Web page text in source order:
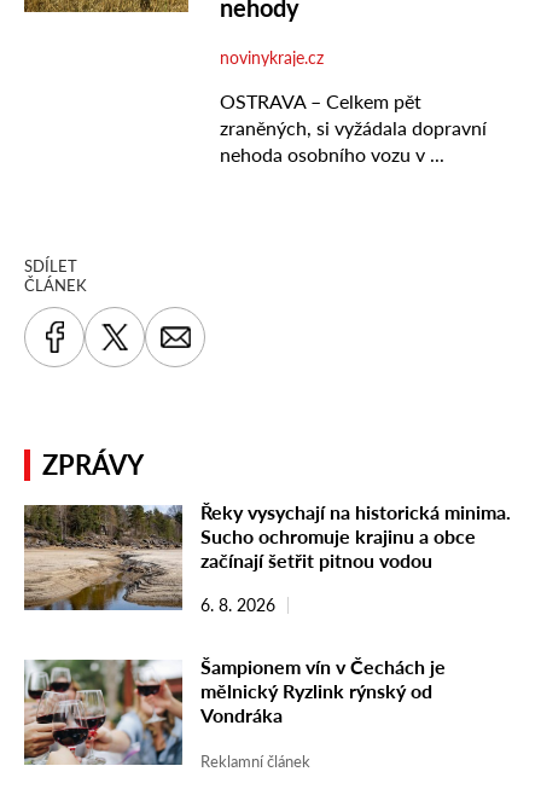
SDÍLET
ČLÁNEK
ZPRÁVY
Řeky vysychají na historická minima.
Sucho ochromuje krajinu a obce
začínají šetřit pitnou vodou
6. 8. 2026
Šampionem vín v Čechách je
mělnický Ryzlink rýnský od
Vondráka
Reklamní článek